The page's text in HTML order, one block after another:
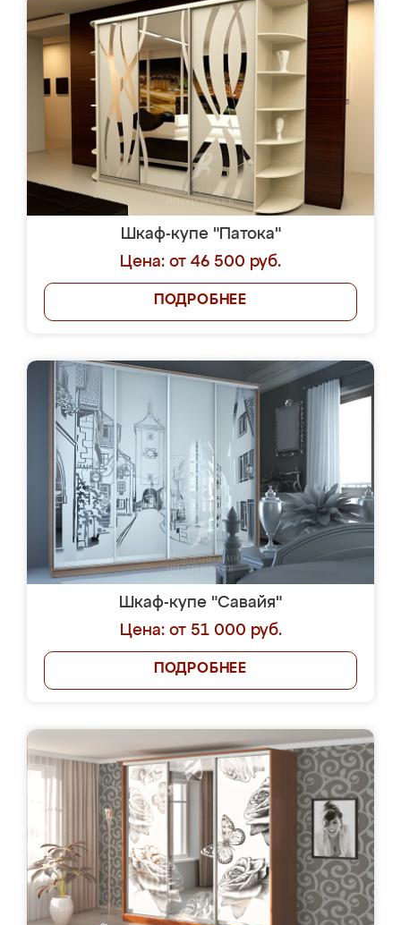
Шкаф-купе "Патока"
Цена: от 46 500 руб.
ПОДРОБНЕЕ
Шкаф-купе "Савайя"
Цена: от 51 000 руб.
ПОДРОБНЕЕ